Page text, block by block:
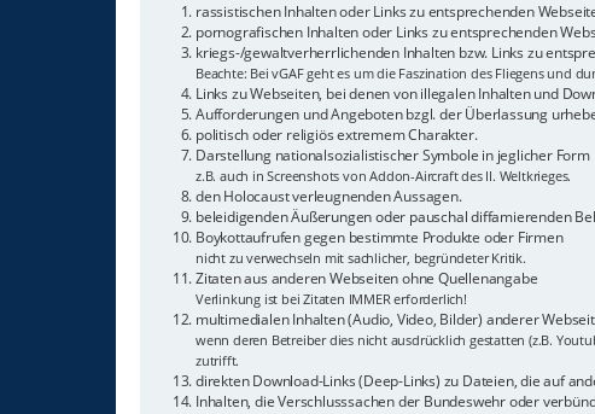
rassistischen Inhalten oder Links zu entsprechenden
pornografischen Inhalten oder Links zu entsprechenden
kriegs-/gewaltverherrlichenden Inhalten bzw. Links zu
Beachte: Bei vGAF geht es um die Faszination des Fliegens und
Links zu Webseiten, bei denen von illegalen Inhalten und
Aufforderungen und Angeboten bzgl. der Überlassung
politisch oder religiös extremem Charakter.
Darstellung nationalsozialistischer Symbole in jeglicher Form
z.B. auch in Screenshots von Addon-Aircraft des II. Weltkrieges.
den Holocaust verleugnenden Aussagen.
beleidigenden Äußerungen oder pauschal diffamierenden
Boykottaufrufen gegen bestimmte Produkte oder Firmen
nicht zu verwechseln mit sachlicher, begründeter Kritik.
Zitaten aus anderen Webseiten ohne Quellenangabe
Verlinkung ist bei Zitaten IMMER erforderlich!
multimedialen Inhalten (Audio, Video, Bilder) anderer
wenn deren Betreiber dies nicht ausdrücklich gestatten (z.B.
zutrifft.
direkten Download-Links (Deep-Links) zu Dateien, die auf
Inhalten, die Verschlusssachen der Bundeswehr oder